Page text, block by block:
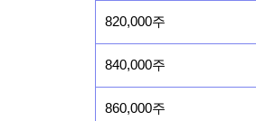
820,000주
840,000주
860,000주